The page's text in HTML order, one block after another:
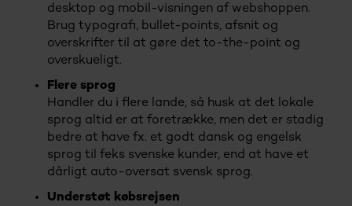
desktop og mobil-visningen af webshoppen.
Brug typografi, bullet-points, afsnit og
overskrifter til at gøre det to-the-point og
overskueligt.
Flere sprog
Handler du i flere lande, så husk at det lokale
sprog altid er at foretrække, men det er stadig
bedre at have fx. et godt dansk og engelsk
sprog til feks svenske kunder, end at have et
dårligt auto-oversat svensk sprog.
Understøt købsrejsen